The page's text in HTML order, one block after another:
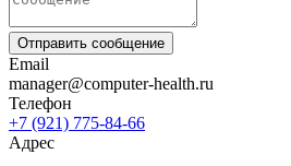
Отправить сообщение
Email
manager@computer-health.ru
Телефон
+7 (921) 775-84-66
Адрес